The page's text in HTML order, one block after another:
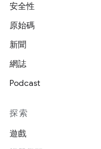
安全性
原始碼
新聞
網誌
Podcast
探索
遊戲